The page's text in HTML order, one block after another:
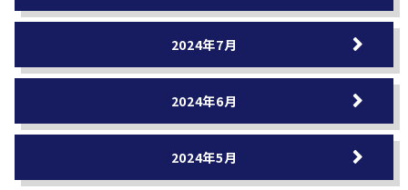
2024年7月
2024年6月
2024年5月